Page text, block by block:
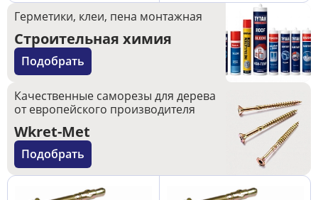
Герметики, клеи, пена монтажная
Строительная химия
Подобрать
Качественные саморезы для дерева
от европейского производителя
Wkret-Met
Подобрать